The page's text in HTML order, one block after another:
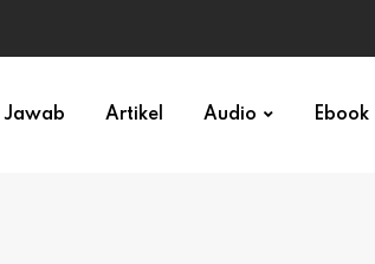
Jawab Artikel Audio Ebook